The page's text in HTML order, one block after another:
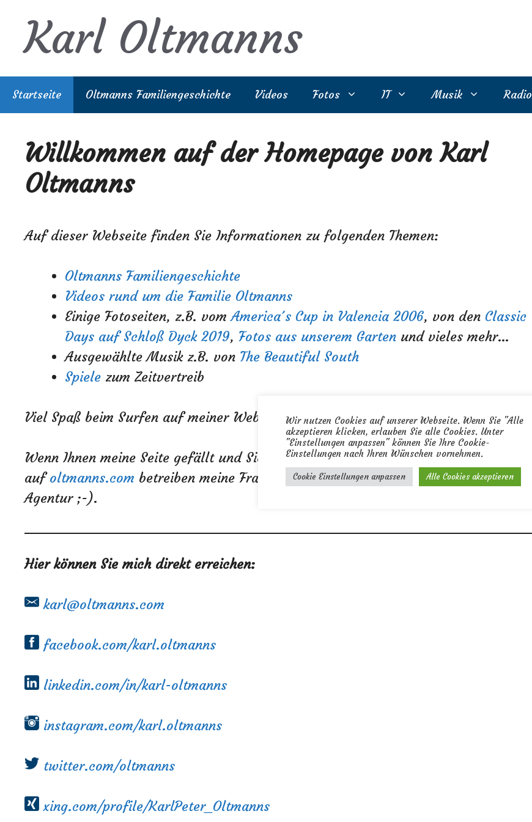
Inhalt
springenKarl Oltmanns
Startseite Oltmanns Familiengeschichte Videos Fotos IT Musik Radio
Willkommen auf der Homepage von Karl
Oltmanns
Auf dieser Webseite finden Sie Informationen zu folgenden Themen:
Oltmanns Familiengeschichte
Videos rund um die Familie Oltmanns
Einige Fotoseiten, z.B. vomAmerica´s Cup in Valencia 2006, von den Classic
Days auf Schloß Dyck 2019, Fotos aus unserem Garten und vieles mehr…
Ausgewählte Musik z.B. von The Beautiful South
Spiele zum Zeitvertreib
Viel Spaß beim Surfen auf meiner Webseite!
Wenn Ihnen meine Seite gefällt und Sie auch Interesse an einer Webseite haben –
aufoltmanns.com betreiben meine Frau Tanja und ich eine kleine feine Webdesign-
Agentur ;-).
Hier können Sie mich direkt erreichen:
karl@oltmanns.com
facebook.com/karl.oltmanns
linkedin.com/in/karl-oltmanns
instagram.com/karl.oltmanns
twitter.com/oltmanns
xing.com/profile/KarlPeter_Oltmanns
Wir nutzen Cookies auf unserer Webseite. Wenn Sie "Alle
akzeptieren klicken, erlauben Sie alle Cookies. Unter
"Einstellungen anpassen" können Sie Ihre Cookie-
Einstellungen nach Ihren Wünschen vornehmen.
Cookie Einstellungen anpassen Alle Cookies akzeptieren